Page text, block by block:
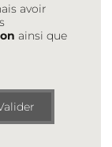
avoir
ainsi que